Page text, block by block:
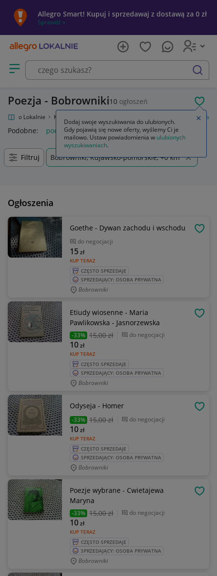
Allegro Smart! Kupuj i sprzedawaj z dostawą za 0 zł
Sprawdź »
Otwórz menu z kategoriami
szukaj
Poezja - Bobrowniki10 ogłoszeń
Allegro Lokalnie Kultura i rozrywka Poezja
Podobne: poezja ballady poezja śpiewana poezja polska
Filtruj Bobrowniki, Kujawsko-pomorskie, +0 km
Ogłoszenia
Goethe - Dywan zachodu i wschodu
do negocjacji
KUP TERAZ
15zł
CZĘSTO SPRZEDAJE
SPRZEDAJĄCY: OSOBA PRYWATNA
Bobrowniki
Etiudy wiosenne - Maria
Pawlikowska - Jasnorzewska
-33% 15,00 zł do negocjacji
KUP TERAZ
10zł
CZĘSTO SPRZEDAJE
SPRZEDAJĄCY: OSOBA PRYWATNA
Bobrowniki
Odyseja - Homer
-33% 15,00 zł do negocjacji
KUP TERAZ
10zł
CZĘSTO SPRZEDAJE
SPRZEDAJĄCY: OSOBA PRYWATNA
Bobrowniki
Poezje wybrane - Cwietajewa
Maryna
-33% 15,00 zł do negocjacji
KUP TERAZ
10zł
CZĘSTO SPRZEDAJE
SPRZEDAJĄCY: OSOBA PRYWATNA
Bobrowniki
Dodaj swoje wyszukiwania do ulubionych.
Gdy pojawią się nowe oferty, wyślemy Ci je
mailowo. Ustaw powiadomienia w ulubionych
wyszukiwaniach.